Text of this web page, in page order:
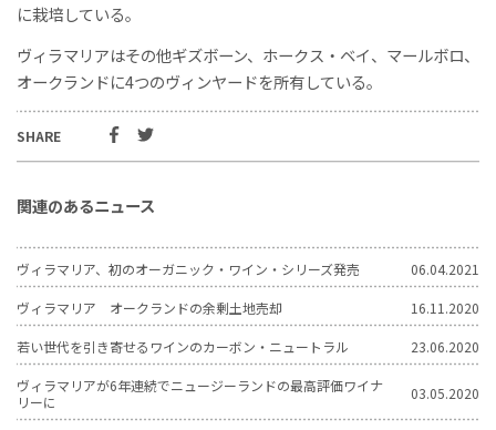
に栽培している。
ヴィラマリアはその他ギズボーン、ホークス・ベイ、マールボロ、
オークランドに4つのヴィンヤードを所有している。
SHARE
関連のあるニュース
ヴィラマリア、初のオーガニック・ワイン・シリーズ発売 06.04.2021
ヴィラマリア オークランドの余剰土地売却 16.11.2020
若い世代を引き寄せるワインのカーボン・ニュートラル 23.06.2020
ヴィラマリアが6年連続でニュージーランドの最高評価ワイナ
リーに
03.05.2020